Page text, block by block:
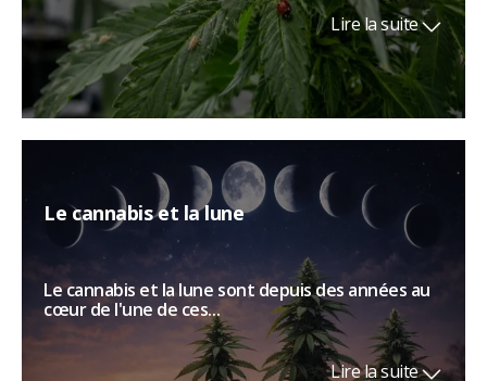
Lire la suite
Le cannabis et la lune
Le cannabis et la lune sont depuis des années au
cœur de l'une de ces...
Lire la suite